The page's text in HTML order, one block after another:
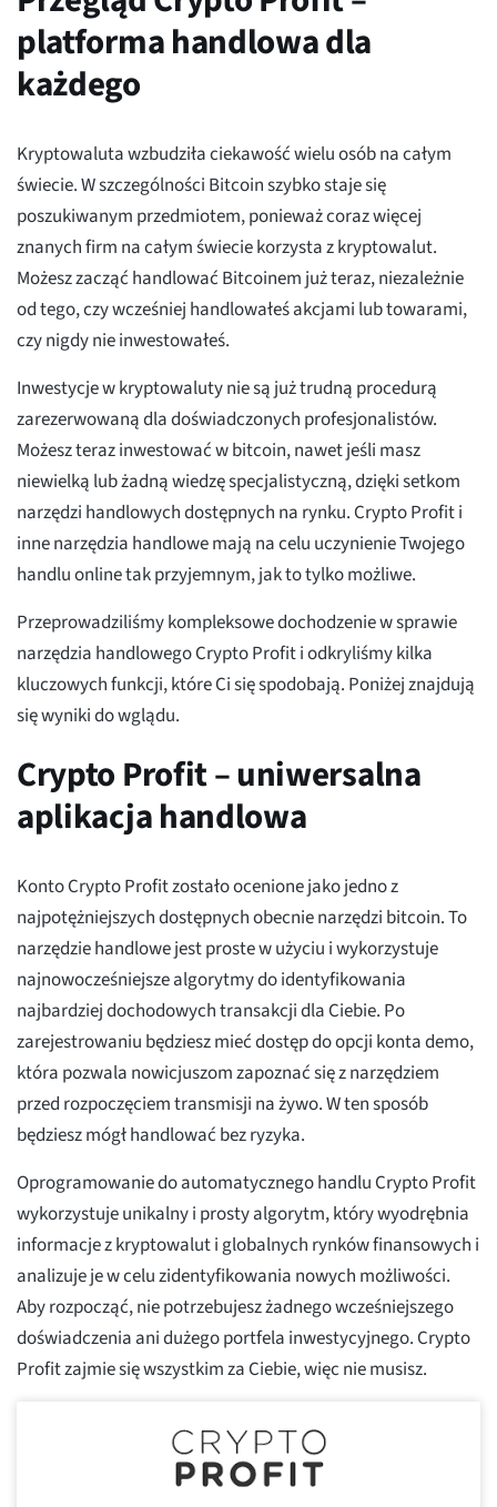
platforma handlowa dla
każdego
Kryptowaluta wzbudziła ciekawość wielu osób na całym
świecie. W szczególności Bitcoin szybko staje się
poszukiwanym przedmiotem, ponieważ coraz więcej
znanych firm na całym świecie korzysta z kryptowalut.
Możesz zacząć handlować Bitcoinem już teraz, niezależnie
od tego, czy wcześniej handlowałeś akcjami lub towarami,
czy nigdy nie inwestowałeś.
Inwestycje w kryptowaluty nie są już trudną procedurą
zarezerwowaną dla doświadczonych profesjonalistów.
Możesz teraz inwestować w bitcoin, nawet jeśli masz
niewielką lub żadną wiedzę specjalistyczną, dzięki setkom
narzędzi handlowych dostępnych na rynku. Crypto Profit i
inne narzędzia handlowe mają na celu uczynienie Twojego
handlu online tak przyjemnym, jak to tylko możliwe.
Przeprowadziliśmy kompleksowe dochodzenie w sprawie
narzędzia handlowego Crypto Profit i odkryliśmy kilka
kluczowych funkcji, które Ci się spodobają. Poniżej znajdują
się wyniki do wglądu.
Crypto Profit – uniwersalna
aplikacja handlowa
Konto Crypto Profit zostało ocenione jako jedno z
najpotężniejszych dostępnych obecnie narzędzi bitcoin. To
narzędzie handlowe jest proste w użyciu i wykorzystuje
najnowocześniejsze algorytmy do identyfikowania
najbardziej dochodowych transakcji dla Ciebie. Po
zarejestrowaniu będziesz mieć dostęp do opcji konta demo,
która pozwala nowicjuszom zapoznać się z narzędziem
przed rozpoczęciem transmisji na żywo. W ten sposób
będziesz mógł handlować bez ryzyka.
Oprogramowanie do automatycznego handlu Crypto Profit
wykorzystuje unikalny i prosty algorytm, który wyodrębnia
informacje z kryptowalut i globalnych rynków finansowych i
analizuje je w celu zidentyfikowania nowych możliwości.
Aby rozpocząć, nie potrzebujesz żadnego wcześniejszego
doświadczenia ani dużego portfela inwestycyjnego. Crypto
Profit zajmie się wszystkim za Ciebie, więc nie musisz.